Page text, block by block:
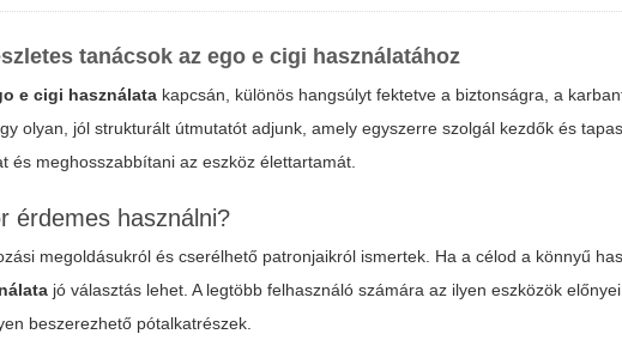
tanácsok az ego e cigi használatához
e cigi használata kapcsán, különös hangsúlyt fektetve a biztonságra, a
olyan, jól strukturált útmutatót adjunk, amely egyszerre szolgál kezdők és
meghosszabbítani az eszköz élettartamát.
érdemes használni?
megoldásukról és cserélhető patronjaikról ismertek. Ha a célod a könnyű
jó választás lehet. A legtöbb felhasználó számára az ilyen eszközök
beszerezhető pótalkatrészek.